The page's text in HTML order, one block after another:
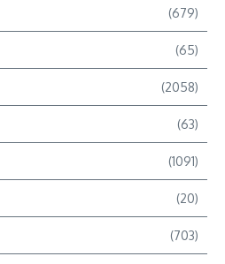
(679)
(65)
(2058)
(63)
(1091)
(20)
(703)